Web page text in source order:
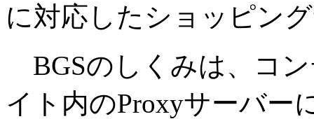
に対応したショッピン
BGSのしくみは、コ
イト内のProxyサーバー